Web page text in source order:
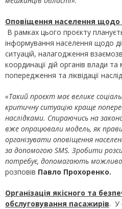
Оповіщення населення щодо
В рамках цього проєкту
інформування населення щодо
ситуацій, налагодження
координації дій органів влади
попередження та ліквідації
«Такий проєкт має велике
критичну ситуацію краще
наслідками. Спираючись на
вже опрацювали модель, як
організувати оповіщення
за допомогою SMS. Зробити
потребує, допомагають
розповів Павло Прохоренко.
Організація якісного та
обслуговування пасажирів. У